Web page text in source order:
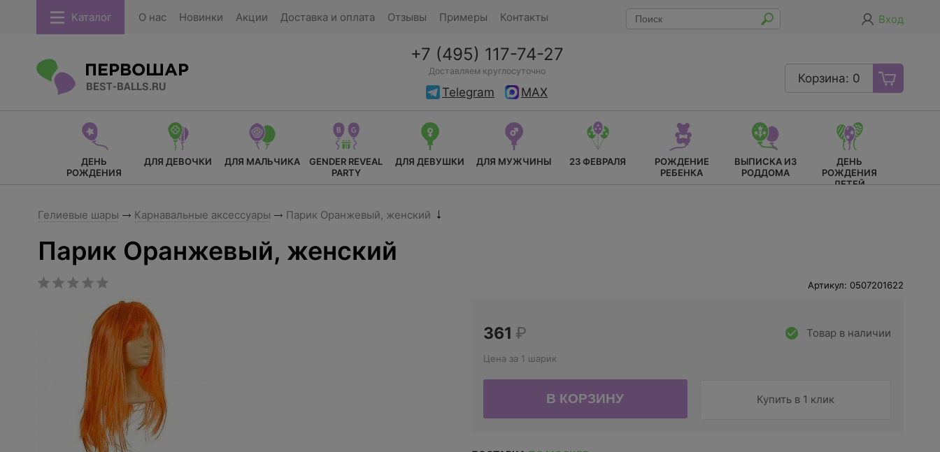
Каталог О нас Новинки Акции Доставка и оплата Отзывы Примеры Контакты Вход
+7 (495) 117-74-27
Доставляем круглосуточно
Telegram MAX
Корзина: 0
ДЕНЬ
РОЖДЕНИЯ
ДЛЯ ДЕВОЧКИ ДЛЯ МАЛЬЧИКА
GENDER REVEAL
PARTY
ДЛЯ ДЕВУШКИ ДЛЯ МУЖЧИНЫ 23 ФЕВРАЛЯ
РОЖДЕНИЕ
РЕБЕНКА
ВЫПИСКА ИЗ
РОДДОМА
ДЕНЬ
РОЖДЕНИЯ
ДЕТЕЙ
Гелиевые шары Карнавальные аксессуары Парик Оранжевый, женский
Парик Оранжевый, женский
Артикул: 0507201622
Товар в наличии
361 ₽
Цена за 1 шарик
Купить в 1 клик